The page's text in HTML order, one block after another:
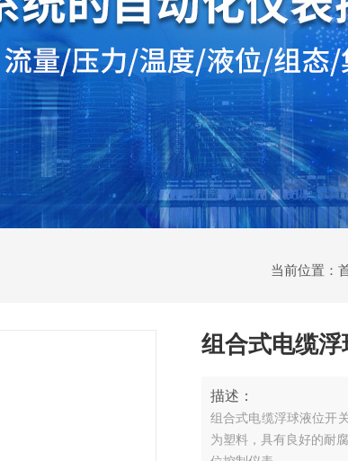
当前位置：
组合式电缆
描述：
组合式电缆浮球液位开
为塑料，具有良好的耐